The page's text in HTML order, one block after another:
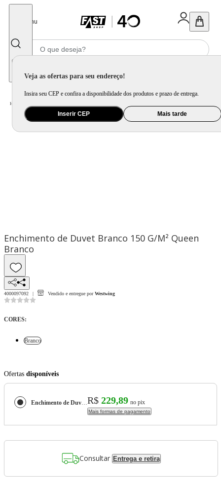
Menu
Veja as ofertas para seu endereço!
Insira seu CEP e confira a disponibilidade dos produtos e prazo de entrega.
Inserir CEP Mais tarde
Home
Enchimento de Duvet Branco 150 G/M² Queen
Branco
4000097092 Vendido e entregue por Westwing
CORES:
Branco
Ofertas disponíveis
Enchimento de Duvet Branco 150 G/M² QueenR$ 229,89 no pix
Mais formas de pagamento
Consultar Entrega e retira